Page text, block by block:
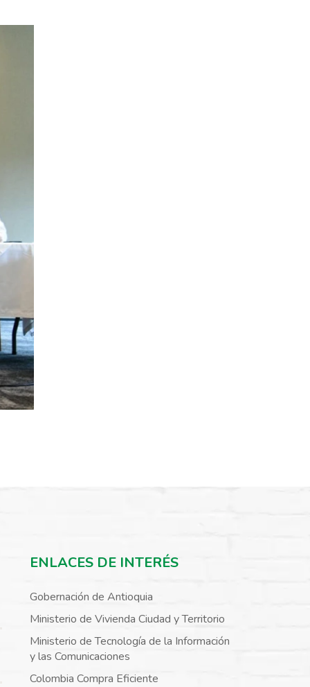
ENLACES DE INTERÉS
Gobernación de Antioquia
Ministerio de Vivienda Ciudad y Territorio
Ministerio de Tecnología de la Información
y las Comunicaciones
Colombia Compra Eficiente